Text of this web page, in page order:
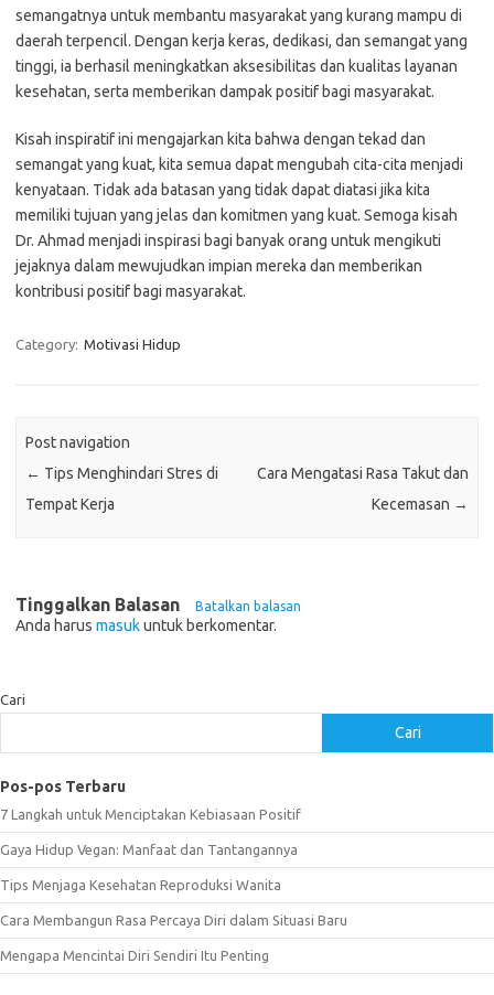
semangatnya untuk membantu masyarakat yang kurang mampu di
daerah terpencil. Dengan kerja keras, dedikasi, dan semangat yang
tinggi, ia berhasil meningkatkan aksesibilitas dan kualitas layanan
kesehatan, serta memberikan dampak positif bagi masyarakat.
Kisah inspiratif ini mengajarkan kita bahwa dengan tekad dan
semangat yang kuat, kita semua dapat mengubah cita-cita menjadi
kenyataan. Tidak ada batasan yang tidak dapat diatasi jika kita
memiliki tujuan yang jelas dan komitmen yang kuat. Semoga kisah
Dr. Ahmad menjadi inspirasi bagi banyak orang untuk mengikuti
jejaknya dalam mewujudkan impian mereka dan memberikan
kontribusi positif bagi masyarakat.
Category: Motivasi Hidup
Post navigation
← Tips Menghindari Stres di
Tempat Kerja
Cara Mengatasi Rasa Takut dan
Kecemasan →
Tinggalkan Balasan Batalkan balasan
Anda harus masukuntuk berkomentar.
Cari
Cari
Pos-pos Terbaru
7 Langkah untuk Menciptakan Kebiasaan Positif
Gaya Hidup Vegan: Manfaat dan Tantangannya
Tips Menjaga Kesehatan Reproduksi Wanita
Cara Membangun Rasa Percaya Diri dalam Situasi Baru
Mengapa Mencintai Diri Sendiri Itu Penting